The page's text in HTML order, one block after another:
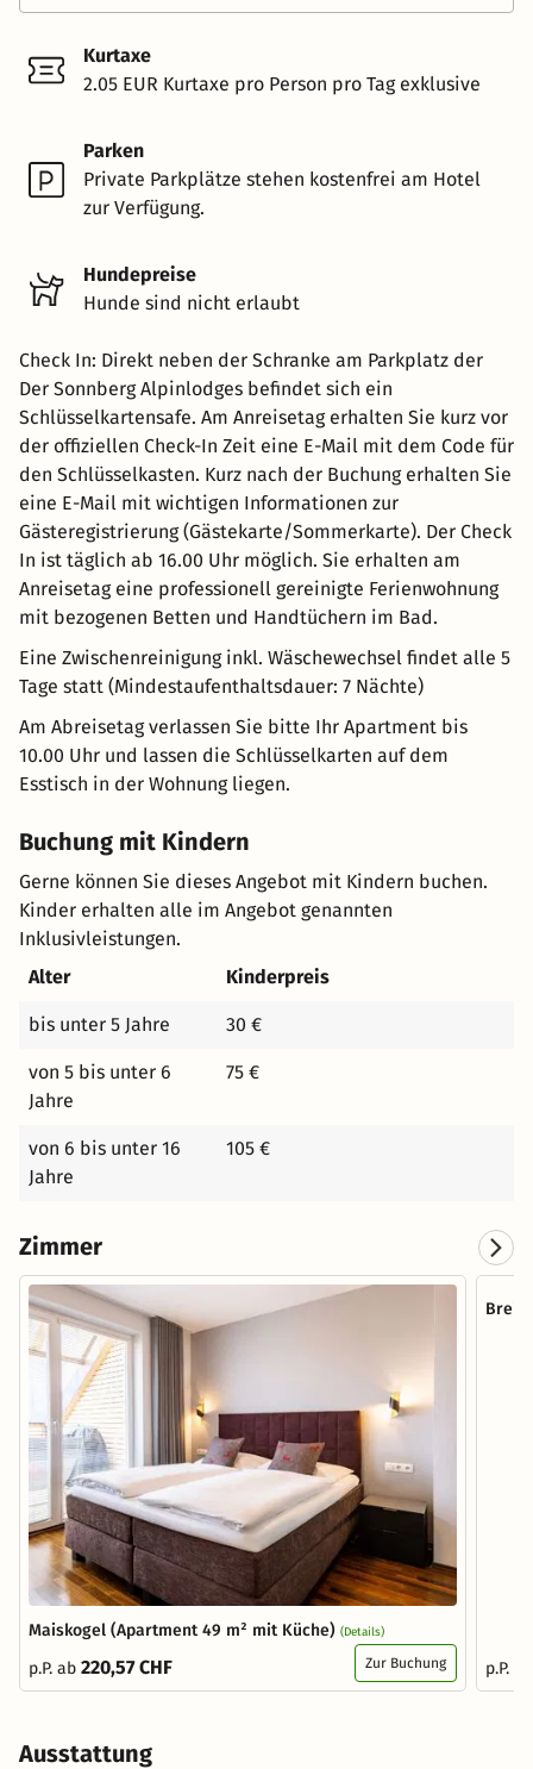
Kurtaxe
2.05 EUR Kurtaxe pro Person pro Tag exklusive
Parken
Private Parkplätze stehen kostenfrei am Hotel
zur Verfügung.
Hundepreise
Hunde sind nicht erlaubt
Check In: Direkt neben der Schranke am Parkplatz der
Der Sonnberg Alpinlodges befindet sich ein
Schlüsselkartensafe. Am Anreisetag erhalten Sie kurz vor
der offiziellen Check-In Zeit eine E-Mail mit dem Code für
den Schlüsselkasten. Kurz nach der Buchung erhalten Sie
eine E-Mail mit wichtigen Informationen zur
Gästeregistrierung (Gästekarte/Sommerkarte). Der Check
In ist täglich ab 16.00 Uhr möglich. Sie erhalten am
Anreisetag eine professionell gereinigte Ferienwohnung
mit bezogenen Betten und Handtüchern im Bad.
Eine Zwischenreinigung inkl. Wäschewechsel findet alle 5
Tage statt (Mindestaufenthaltsdauer: 7 Nächte)
Am Abreisetag verlassen Sie bitte Ihr Apartment bis
10.00 Uhr und lassen die Schlüsselkarten auf dem
Esstisch in der Wohnung liegen.
Buchung mit Kindern
Gerne können Sie dieses Angebot mit Kindern buchen.
Kinder erhalten alle im Angebot genannten
Inklusivleistungen.
Alter
Kinderpreis
bis unter 5 Jahre 30 €
von 5 bis unter 6
Jahre
75 €
von 6 bis unter 16
Jahre
105 €
Zimmer
Maiskogel (Apartment 49 m² mit Küche) (Details)
p.P. ab 220,57 CHF Zur Buchung p.P.
Ausstattung